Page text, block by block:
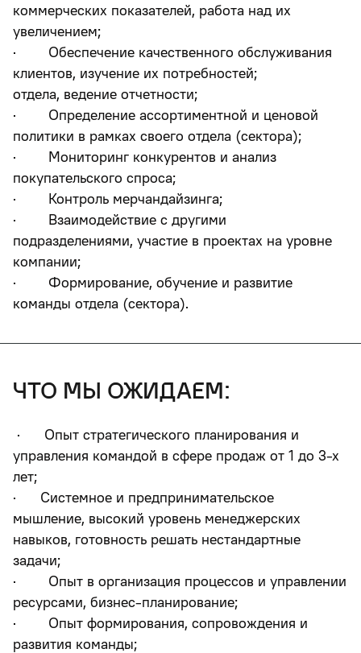
коммерческих показателей, работа над их
увеличением;
· Обеспечение качественного обслуживания
клиентов, изучение их потребностей;
отдела, ведение отчетности;
· Определение ассортиментной и ценовой
политики в рамках своего отдела (сектора);
· Мониторинг конкурентов и анализ
покупательского спроса;
· Контроль мерчандайзинга;
· Взаимодействие с другими
подразделениями, участие в проектах на уровне
компании;
· Формирование, обучение и развитие
команды отдела (сектора).
что мы ожидаем:
· Опыт стратегического планирования и
управления командой в сфере продаж от 1 до 3-х
лет;
· Системное и предпринимательское
мышление, высокий уровень менеджерских
навыков, готовность решать нестандартные
задачи;
· Опыт в организация процессов и управлении
ресурсами, бизнес-планирование;
· Опыт формирования, сопровождения и
развития команды;